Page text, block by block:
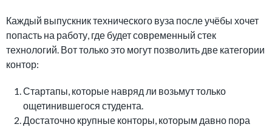
Каждый выпускник технического вуза после учёбы хочет
попасть на работу, где будет современный стек
технологий. Вот только это могут позволить две категории
контор:
Стартапы, которые навряд ли возьмут только
ощетинившегося студента.
Достаточно крупные конторы, которым давно пора